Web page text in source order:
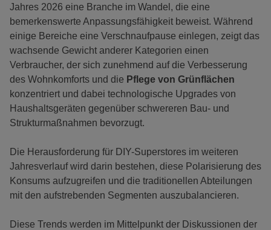
Jahres 2026 eine Branche im Wandel, die eine
bemerkenswerte Anpassungsfähigkeit beweist. Während
einige Bereiche eine Verschnaufpause einlegen, zeigt das
wachsende Gewicht anderer Kategorien einen
Verbraucher, der sich zunehmend auf die Verbesserung
des Wohnkomforts und die Pflege von Grünflächen
konzentriert und dabei technologische Upgrades von
Haushaltsgeräten gegenüber schwereren Bau- und
Strukturmaßnahmen bevorzugt.
Die Herausforderung für DIY-Superstores im weiteren
Jahresverlauf wird darin bestehen, diese Polarisierung des
Konsums aufzugreifen und die traditionellen Abteilungen
mit den aufstrebenden Segmenten auszubalancieren.
Diese Trends werden im Mittelpunkt der Diskussionen der